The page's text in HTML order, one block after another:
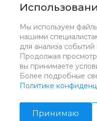
Мы используем
нашими
для анализа
Продолжая
вы принимаете
Более подробные
Политике
Принимаю
© 2017 - 2026 ООО